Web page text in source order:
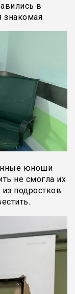
в
знакомая.
юноши
не смогла их
подростков